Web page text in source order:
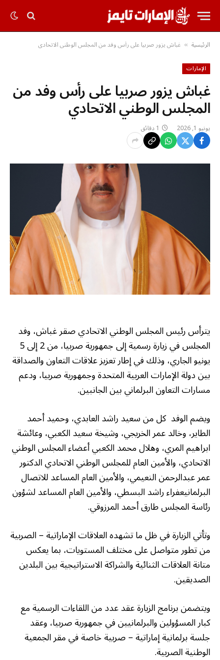
الرئيسية » غباش يزور صربيا على رأس وفد من المجلس الوطني الاتحادي
الإمارات
غباش يزور صربيا على رأس وفد من
المجلس الوطني الاتحادي
يونيو 1, 2026 1 دقائق
يترأس رئيس المجلس الوطني الاتحادي صقر غباش، وفد
المجلس في زيارة رسمية إلى جمهورية صربيا، من 2 إلى 5
يونيو الجاري، وذلك في إطار تعزيز علاقات التعاون والصداقة
بين دولة الإمارات العربية المتحدة وجمهورية صربيا، ودعم
مسارات التعاون البرلماني بين الجانبين.
ويضم الوفد كل من سعيد راشد العابدي، وحميد أحمد
الطاير، وخالد عمر الخريجي، وشيخة سعيد الكعبي، وعائشة
ابراهيم المري، وهلال محمد الكعبي أعضاء المجلس الوطني
الاتحادي، والأمين العام للمجلس الوطني الاتحادي الدكتور
عمر عبدالرحمن النعيمي، والأمين العام المساعد للاتصال
البرلمانيعفراء راشد البسطي، والأمين العام المساعد لشؤون
رئاسة المجلس طارق أحمد المرزوقي.
وتأتي الزيارة في ظل ما تشهده العلاقات الإماراتية – الصربية
من تطور متواصل على مختلف المستويات، بما يعكس
متانة العلاقات الثنائية والشراكة الاستراتيجية بين البلدين
الصديقين.
ويتضمن برنامج الزيارة عقد عدد من اللقاءات الرسمية مع
كبار المسؤولين والبرلمانيين في جمهورية صربيا، وعقد
جلسة برلمانية إماراتية – صربية خاصة في مقر الجمعية
الوطنية الصربية.